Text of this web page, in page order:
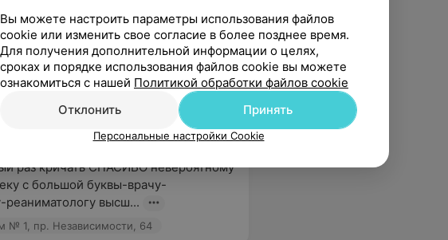
дом № 1, пр. Независимости, 64
раз кричать СПАСИБО невероятному
с большой буквы-врачу-
реаниматологу высш...
№ 1, пр. Независимости, 64
Вы можете настроить параметры использования файлов
cookie или изменить свое согласие в более позднее время.
Для получения дополнительной информации о целях,
сроках и порядке использования файлов cookie вы можете
ознакомиться с нашей Политикой обработки файлов cookie
Отклонить
Принять
Персональные настройки Cookie